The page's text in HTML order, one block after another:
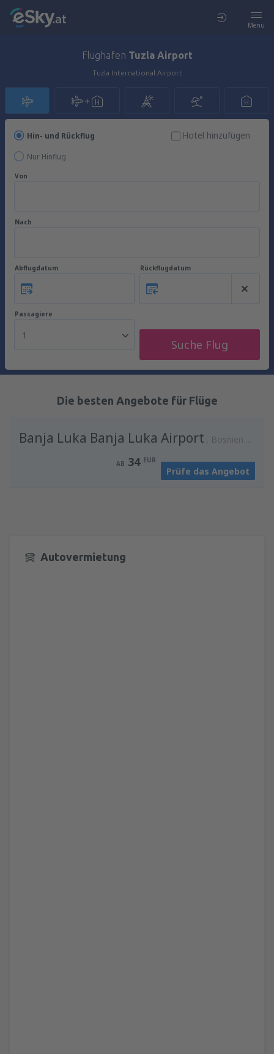
Menü
Flughafen Tuzla Airport
Tuzla International Airport
Hin- und Rückflug
Nur Hinflug
Hotel hinzufügen
Von
Nach
Abflugdatum Rückflugdatum
Passagiere
1
Suche Flug
Die besten Angebote für Flüge
Banja Luka Banja Luka Airport Bosnien und Herzegowina
AB 34 EUR
Prüfe das Angebot
Autovermietung